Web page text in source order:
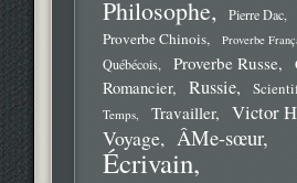
Philosophe Pierre Dac
Proverbe Chinois Proverbe
Québécois
Proverbe Russe
Romancier Russie
Temps Travailler Victor
Voyage ÂMe-sœur
Écrivain